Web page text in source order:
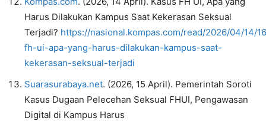
Harus Dilakukan Kampus Saat Kekerasan Seksual
Terjadi? https://nasional.kompas.com/read/2026/04/14/
fh-ui-apa-yang-harus-dilakukan-kampus-saat-
kekerasan-seksual-terjadi
Suarasurabaya.net. (2026, 15 April). Pemerintah Soroti
Kasus Dugaan Pelecehan Seksual FHUI, Pengawasan
Digital di Kampus Harus